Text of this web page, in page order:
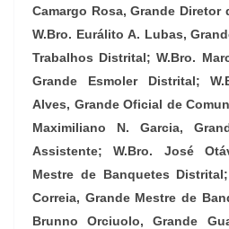
Camargo Rosa, Grande Diretor
W.Bro. Eurálito A. Lubas,
Trabalhos Distrital; W.Bro.
Grande Esmoler Distrital;
Alves, Grande Oficial de
Maximiliano N. Garcia,
Assistente; W.Bro. José
Mestre de Banquetes
Correia, Grande Mestre de
Brunno Orciuolo, Grande